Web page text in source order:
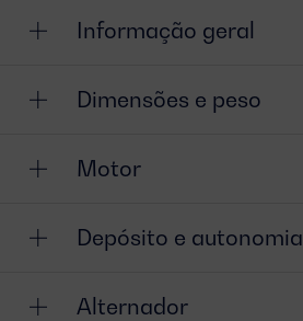
Informação geral
Dimensões e peso
Motor
Depósito e autonomia
Alternador